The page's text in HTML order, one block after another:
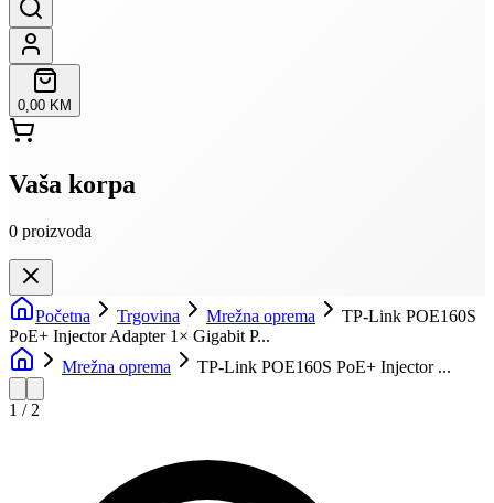
0,00 KM
Vaša korpa
0 proizvoda
Početna Trgovina Mrežna oprema
TP-Link POE160S
PoE+ Injector Adapter 1× Gigabit P...
Mrežna oprema
TP-Link POE160S PoE+ Injector ...
1 / 2